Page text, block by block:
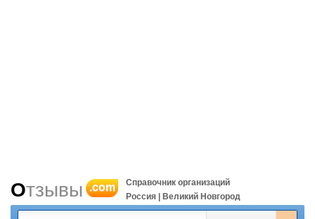
Отзывы .com
Справочник организаций
Россия | Великий Новгород